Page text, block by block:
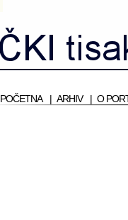
POČETNA | ARHIV | O